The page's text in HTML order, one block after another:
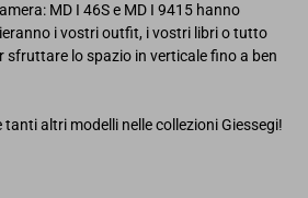
MD I 46S e MD I 9415 hanno
i vostri outfit, i vostri libri o tutto
sfruttare lo spazio in verticale fino a ben
altri modelli nelle collezioni Giessegi!